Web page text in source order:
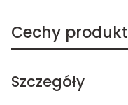
Cechy
Szczegóły